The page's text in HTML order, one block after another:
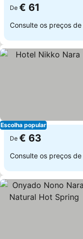
De € 61
Consulte os preços de
Escolha popular
De € 63
Consulte os preços de